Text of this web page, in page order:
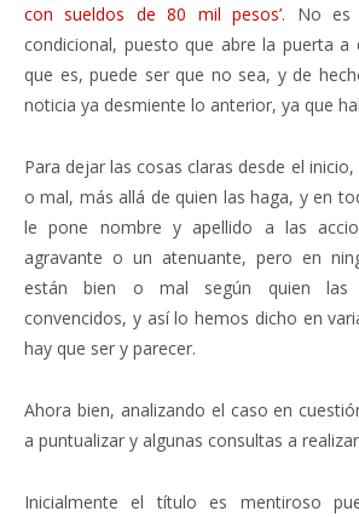
con sueldos de 80 mil pesos’. No es
condicional, puesto que abre la puerta a
que es, puede ser que no sea, y de
noticia ya desmiente lo anterior, ya que
Para dejar las cosas claras desde el
o mal, más allá de quien las haga, y en
le pone nombre y apellido a las
agravante o un atenuante, pero en
están bien o mal según quien las
convencidos, y así lo hemos dicho en
hay que ser y parecer.
Ahora bien, analizando el caso en
a puntualizar y algunas consultas a
Inicialmente el título es mentiroso